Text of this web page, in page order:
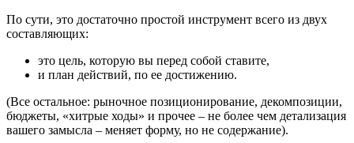
По сути, это достаточно простой инструмент всего из двух
составляющих:
это цель, которую вы перед собой ставите,
и план действий, по ее достижению.
(Все остальное: рыночное позиционирование, декомпозиции,
бюджеты, «хитрые ходы» и прочее – не более чем детализация
вашего замысла – меняет форму, но не содержание).